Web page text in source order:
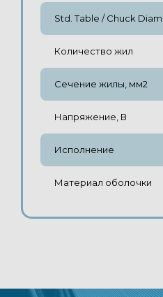
Std. Table / Chuck
Количество жил
Сечение жилы, мм2
Напряжение, В
Исполнение
Материал оболочки